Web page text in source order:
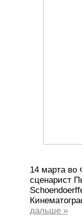
14 марта во
сценарист
дальше »